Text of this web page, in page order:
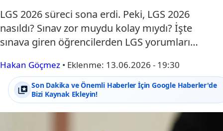
LGS 2026 süreci sona erdi. Peki, LGS 2026
nasıldı? Sınav zor muydu kolay mıydı? İşte
sınava giren öğrencilerden LGS yorumları…
Hakan Göçmez • Eklenme: 13.06.2026 - 19:30
Son Dakika ve Önemli Haberler İçin Google Haberler'de
Bizi Kaynak Ekleyin!